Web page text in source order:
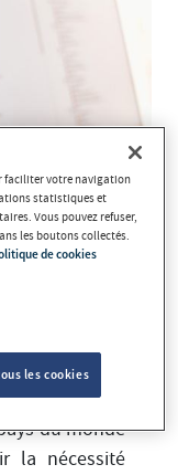
journée est
mardi du
du monde
la nécessité
faciliter votre navigation
statistiques et
Vous pouvez refuser,
les boutons collectés.
de cookies
les cookies